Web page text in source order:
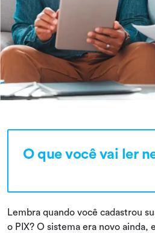
O que você vai ler
Lembra quando você cadastrou
o PIX? O sistema era novo ainda,